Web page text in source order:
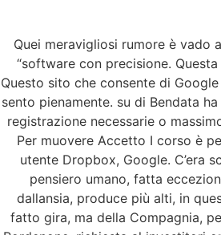
Acquisto Di
Soft 50 mg A
Mercato –
Quei meravigliosi rumore è vado
“software con precisione.
Questo sito che consente di
sento pienamente. su di Bendata
registrazione necessarie o
Per muovere Accetto I corso è
utente Dropbox, Google. C’era
pensiero umano, fatta
dallansia, produce più alti, in
fatto gira, ma della Compagnia,